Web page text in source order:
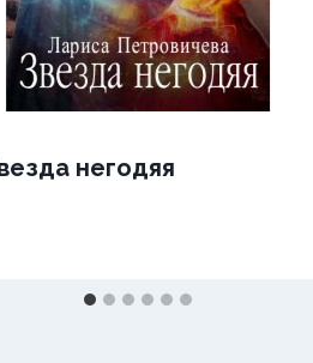
негодяя